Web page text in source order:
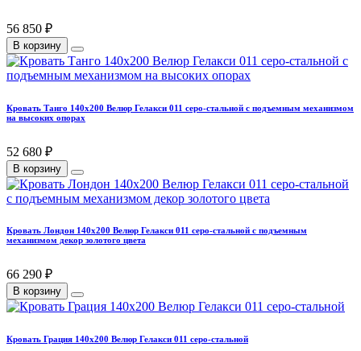
56 850 ₽
В корзину
Кровать Танго 140х200 Велюр Гелакси 011 серо-стальной с подъемным механизмом
на высоких опорах
52 680 ₽
В корзину
Кровать Лондон 140х200 Велюр Гелакси 011 серо-стальной с подъемным
механизмом декор золотого цвета
66 290 ₽
В корзину
Кровать Грация 140х200 Велюр Гелакси 011 серо-стальной